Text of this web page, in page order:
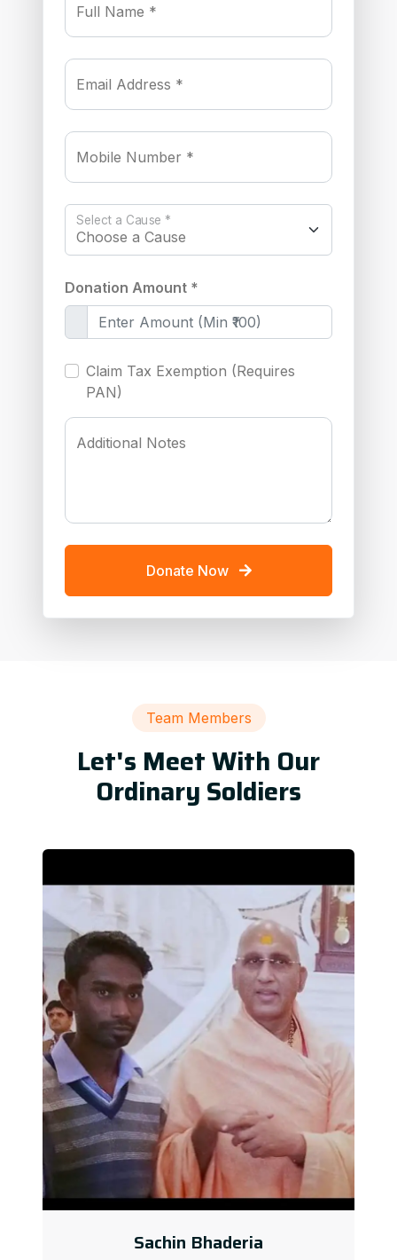
Full Name *
Email Address *
Mobile Number *
Select a Cause *
Donation Amount *
Claim Tax Exemption (Requires
PAN)
Additional Notes
Donate Now
Team Members
Let's Meet With Our
Ordinary Soldiers
Sachin Bhaderia